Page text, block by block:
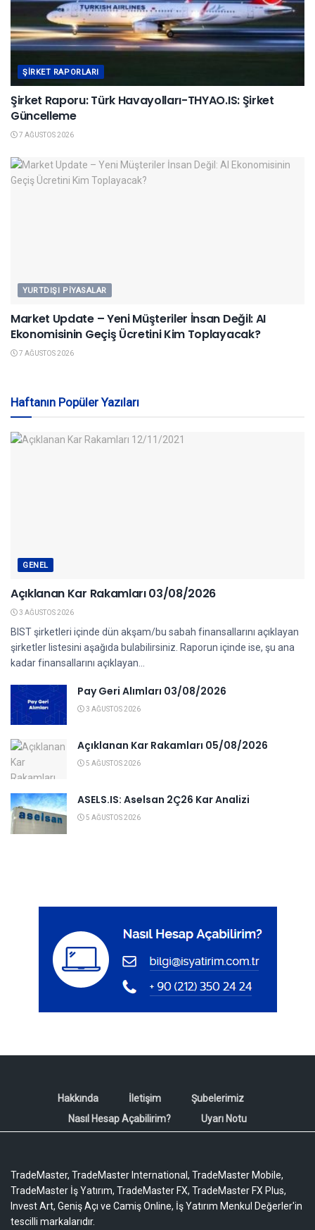
ŞIRKET RAPORLARI
Şirket Raporu: Türk Havayolları-THYAO.IS: Şirket
Güncelleme
7 AĞUSTOS 2026
YURTDIŞI PIYASALAR
Market Update – Yeni Müşteriler İnsan Değil: AI
Ekonomisinin Geçiş Ücretini Kim Toplayacak?
7 AĞUSTOS 2026
Haftanın Popüler Yazıları
GENEL
Açıklanan Kar Rakamları 03/08/2026
3 AĞUSTOS 2026
BIST şirketleri içinde dün akşam/bu sabah finansallarını açıklayan
şirketler listesini aşağıda bulabilirsiniz. Raporun içinde ise, şu ana
kadar finansallarını açıklayan...
Pay Geri Alımları 03/08/2026
3 AĞUSTOS 2026
Açıklanan Kar Rakamları 05/08/2026
5 AĞUSTOS 2026
ASELS.IS: Aselsan 2Ç26 Kar Analizi
5 AĞUSTOS 2026
Hakkında İletişim
Şubelerimiz
Nasıl Hesap Açabilirim?
Uyarı Notu
TradeMaster, TradeMaster International, TradeMaster Mobile,
TradeMaster İş Yatırım, TradeMaster FX, TradeMaster FX Plus,
Invest Art, Geniş Açı ve Camiş Online, İş Yatırım Menkul Değerler'in
tescilli markalarıdır.